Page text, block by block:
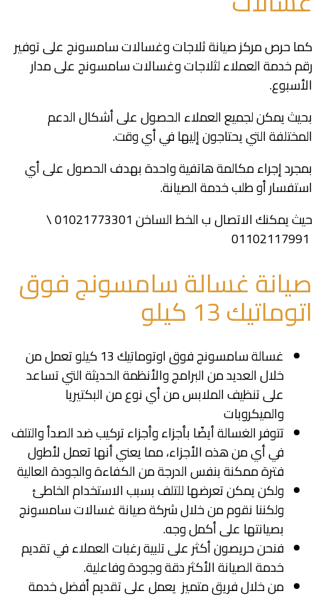
كما حرص مركز صيانة ثلاجات وغسالات سامسونج على توفير
رقم خدمة العملاء لثلاجات وغسالات سامسونج على مدار
الأسبوع.
بحيث يمكن لجميع العملاء الحصول على أشكال الدعم
المختلفة التي يحتاجون إليها في أي وقت.
بمجرد إجراء مكالمة هاتفية واحدة بهدف الحصول على أي
استفسار أو طلب خدمة الصيانة.
حيث يمكنك الاتصال ب الخط الساخن01021773301 \
صيانة غسالة سامسونج فوق
اتوماتيك 13 كيلو
غسالة سامسونج فوق اوتوماتيك 13 كيلو تعمل من
خلال العديد من البرامج والأنظمة الحديثة التي تساعد
على تنظيف الملابس من أي نوع من البكتيريا
والميكروبات
تتوفر الغسالة أيضًا بأجزاء وأجزاء تركيب ضد الصدأ والتلف
في أي من هذه الأجزاء، مما يعني أنها تعمل لأطول
فترة ممكنة بنفس الدرجة من الكفاءة والجودة العالية
ولكن يمكن تعرضها للتلف بسبب الاستخدام الخاطئ
ولكننا نقوم من خلال شركة صيانة غسالات سامسونج
بصيانتها على أكمل وجه.
فنحن حريصون أكثر على تلبية رغبات العملاء في تقديم
خدمة الصيانة الأكثر دقة وجودة وفاعلية.
من خلال فريق متميز يعمل على تقديم أفضل خدمة